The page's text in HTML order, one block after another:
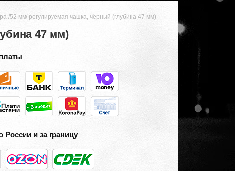
/52 мм/ регулируемая чашка, чёрный (глубина 47 мм)
47 мм)
России и за границу